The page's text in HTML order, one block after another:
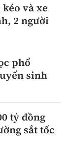
và xe
2 người
phổ
sinh
tỷ đồng
sắt tốc